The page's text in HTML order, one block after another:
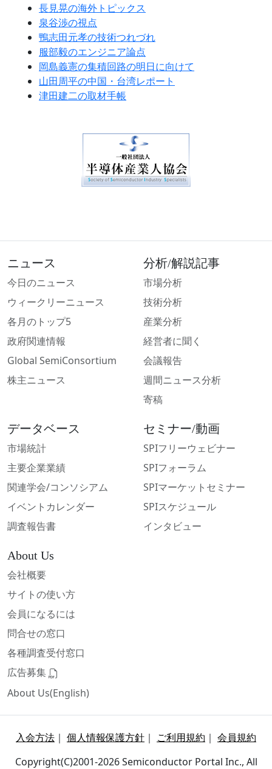
長見晃の海外トピックス
泉谷渉の視点
鴨志田元孝の技術つれづれ
服部毅のエンジニア論点
岡島義憲の集積回路の明日に向けて
山田周平の中国・台湾レポート
津田建二の取材手帳
ニュース
今日のニュース
ウィークリーニュース
各月のトップ5
政府関連情報
Global SemiConsortium
株主ニュース
分析/解説記事
市場分析
技術分析
産業分析
経営者に聞く
会議報告
週間ニュース分析
寄稿
データベース
市場統計
主要企業業績
関連学会/コンソシアム
イベントカレンダー
調査報告書
セミナー/動画
SPIフリーウェビナー
SPIフォーラム
SPIマーケットセミナー
SPIスケジュール
インタビュー
About Us
会社概要
サイトの使い方
会員になるには
問合せの窓口
各種調査受付窓口
広告募集
About Us(English)
入会方法 ｜ 個人情報保護方針 ｜ ご利用規約 ｜ 会員規約
Copyright(C)2001-2026 Semiconductor Portal Inc., All